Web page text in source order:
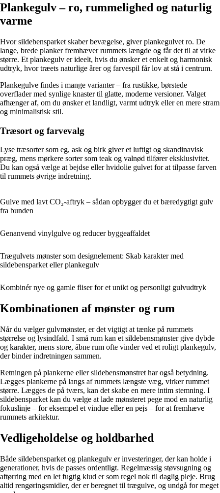
Plankegulv – ro, rummelighed og naturlig
varme
Hvor sildebensparket skaber bevægelse, giver plankegulvet ro. De
lange, brede planker fremhæver rummets længde og får det til at virke
større. Et plankegulv er ideelt, hvis du ønsker et enkelt og harmonisk
udtryk, hvor træets naturlige årer og farvespil får lov at stå i centrum.
Plankegulve findes i mange varianter – fra rustikke, børstede
overflader med synlige knaster til glatte, moderne versioner. Valget
afhænger af, om du ønsker et landligt, varmt udtryk eller en mere stram
og minimalistisk stil.
Træsort og farvevalg
Lyse træsorter som eg, ask og birk giver et luftigt og skandinavisk
præg, mens mørkere sorter som teak og valnød tilfører eksklusivitet.
Du kan også vælge at bejdse eller hvidolie gulvet for at tilpasse farven
til rummets øvrige indretning.
Gulve med lavt CO₂-aftryk – sådan opbygger du et bæredygtigt gulv
fra bunden
Genanvend vinylgulve og reducer byggeaffaldet
Trægulvets mønster som designelement: Skab karakter med
sildebensparket eller plankegulv
Kombinér nye og gamle fliser for et unikt og personligt gulvudtryk
Kombinationen af mønster og rum
Når du vælger gulvmønster, er det vigtigt at tænke på rummets
størrelse og lysindfald. I små rum kan et sildebensmønster give dybde
og karakter, mens store, åbne rum ofte vinder ved et roligt plankegulv,
der binder indretningen sammen.
Retningen på plankerne eller sildebensmønstret har også betydning.
Lægges plankerne på langs af rummets længste væg, virker rummet
større. Lægges de på tværs, kan det skabe en mere intim stemning. I
sildebensparket kan du vælge at lade mønsteret pege mod en naturlig
fokuslinje – for eksempel et vindue eller en pejs – for at fremhæve
rummets arkitektur.
Vedligeholdelse og holdbarhed
Både sildebensparket og plankegulv er investeringer, der kan holde i
generationer, hvis de passes ordentligt. Regelmæssig støvsugning og
aftørring med en let fugtig klud er som regel nok til daglig pleje. Brug
altid rengøringsmidler, der er beregnet til trægulve, og undgå for meget